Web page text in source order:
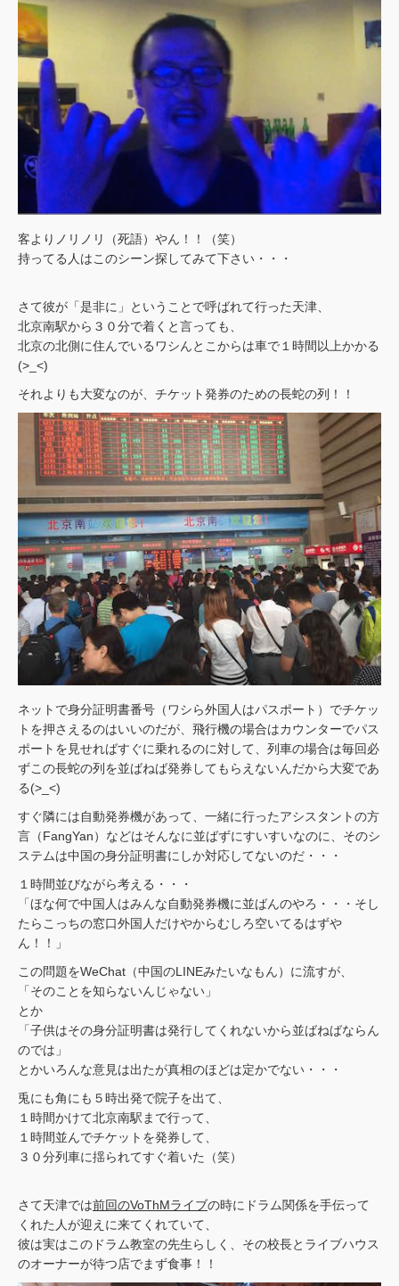
客よりノリノリ（死語）やん！！（笑）
持ってる人はこのシーン探してみて下さい・・・
さて彼が「是非に」ということで呼ばれて行った天津、
北京南駅から３０分で着くと言っても、
北京の北側に住んでいるワシんとこからは車で１時間以上かかる
(>_<)
それよりも大変なのが、チケット発券のための長蛇の列！！
ネットで身分証明書番号（ワシら外国人はパスポート）でチケッ
トを押さえるのはいいのだが、飛行機の場合はカウンターでパス
ポートを見せればすぐに乗れるのに対して、列車の場合は毎回必
ずこの長蛇の列を並ばねば発券してもらえないんだから大変であ
る(>_<)
すぐ隣には自動発券機があって、一緒に行ったアシスタントの方
言（FangYan）などはそんなに並ばずにすいすいなのに、そのシ
ステムは中国の身分証明書にしか対応してないのだ・・・
１時間並びながら考える・・・
「ほな何で中国人はみんな自動発券機に並ばんのやろ・・・そし
たらこっちの窓口外国人だけやからむしろ空いてるはずや
ん！！」
この問題をWeChat（中国のLINEみたいなもん）に流すが、
「そのことを知らないんじゃない」
とか
「子供はその身分証明書は発行してくれないから並ばねばならん
のでは」
とかいろんな意見は出たが真相のほどは定かでない・・・
兎にも角にも５時出発で院子を出て、
１時間かけて北京南駅まで行って、
１時間並んでチケットを発券して、
３０分列車に揺られてすぐ着いた（笑）
さて天津では前回のVoThMライブの時にドラム関係を手伝って
くれた人が迎えに来てくれていて、
彼は実はこのドラム教室の先生らしく、その校長とライブハウス
のオーナーが待つ店でまず食事！！